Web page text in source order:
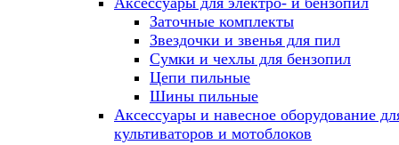
Заточные комплекты
Звездочки и звенья для пил
Сумки и чехлы для бензопил
Цепи пильные
Шины пильные
Аксессуары и навесное оборудование
культиваторов и мотоблоков